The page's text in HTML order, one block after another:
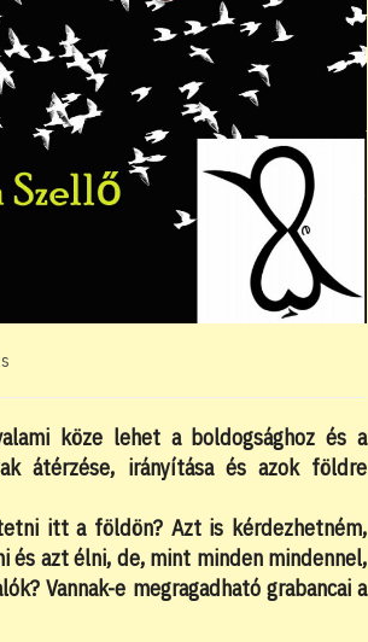
köze lehet a boldogsághoz és a
átérzése, irányítása és azok földre
itt a földön? Azt is kérdezhetném,
azt élni, de, mint minden mindennel,
Vannak-e megragadható grabancai a